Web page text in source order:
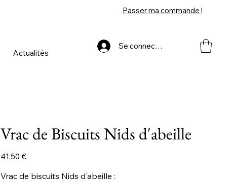
Actualités
Se connecter
Passer ma commande !
Vrac de Biscuits Nids d'abeille
Prix
41,50 €
Vrac de biscuits Nids d'abeille :